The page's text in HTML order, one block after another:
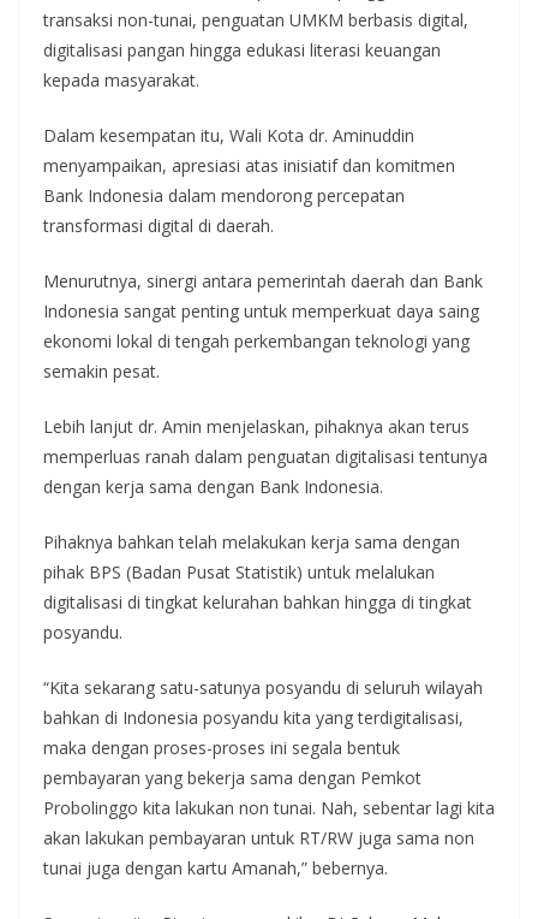
transaksi non-tunai, penguatan UMKM berbasis digital,
digitalisasi pangan hingga edukasi literasi keuangan
kepada masyarakat.
Dalam kesempatan itu, Wali Kota dr. Aminuddin
menyampaikan, apresiasi atas inisiatif dan komitmen
Bank Indonesia dalam mendorong percepatan
transformasi digital di daerah.
Menurutnya, sinergi antara pemerintah daerah dan Bank
Indonesia sangat penting untuk memperkuat daya saing
ekonomi lokal di tengah perkembangan teknologi yang
semakin pesat.
Lebih lanjut dr. Amin menjelaskan, pihaknya akan terus
memperluas ranah dalam penguatan digitalisasi tentunya
dengan kerja sama dengan Bank Indonesia.
Pihaknya bahkan telah melakukan kerja sama dengan
pihak BPS (Badan Pusat Statistik) untuk melalukan
digitalisasi di tingkat kelurahan bahkan hingga di tingkat
posyandu.
“Kita sekarang satu-satunya posyandu di seluruh wilayah
bahkan di Indonesia posyandu kita yang terdigitalisasi,
maka dengan proses-proses ini segala bentuk
pembayaran yang bekerja sama dengan Pemkot
Probolinggo kita lakukan non tunai. Nah, sebentar lagi kita
akan lakukan pembayaran untuk RT/RW juga sama non
tunai juga dengan kartu Amanah,” bebernya.